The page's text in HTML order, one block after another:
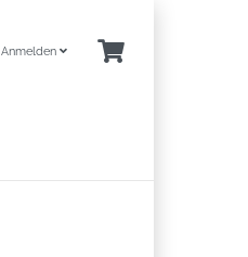
Anmelden